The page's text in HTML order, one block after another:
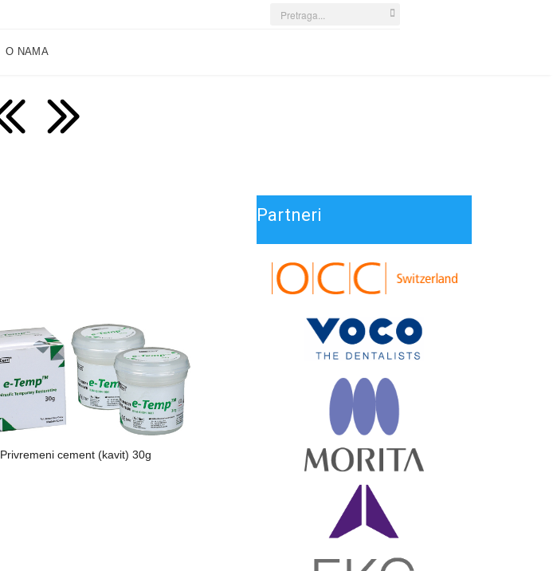
Search
O NAMA
Privremeni cement (kavit) 30g
Partneri